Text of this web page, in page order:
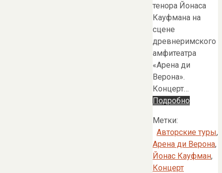
тенора Йонаса
Кауфмана на
сцене
древнеримского
амфитеатра
«Арена ди
Верона».
Концерт…
Подробно
Метки:
Авторские туры,
Арена ди Верона,
Йонас Кауфман,
Концерт